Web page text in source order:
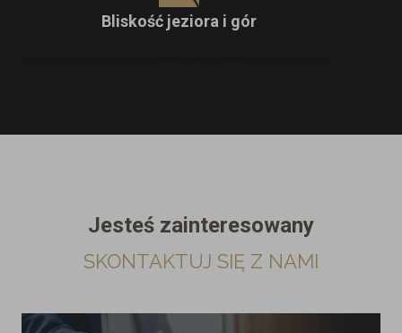
Bliskość jeziora i gór
Jesteś zainteresowany
SKONTAKTUJ SIĘ Z NAMI